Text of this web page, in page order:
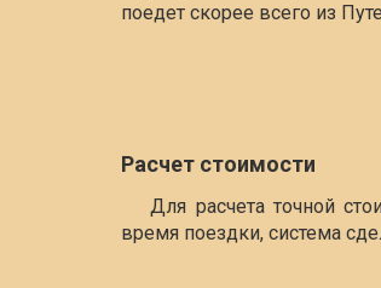
поедет скорее всего из
Расчет стоимости
Для расчета точной
время поездки, система